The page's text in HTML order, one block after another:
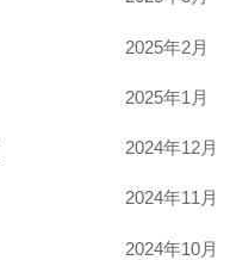
2025年2月
2025年1月
2024年12月
2024年11月
2024年10月